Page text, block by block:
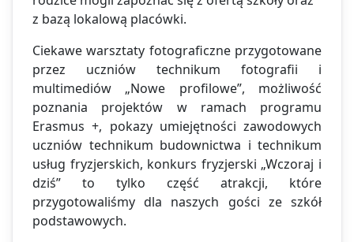
z bazą lokalową placówki.
Ciekawe warsztaty fotograficzne przygotowane
przez uczniów technikum fotografii i
multimediów „Nowe profilowe”, możliwość
poznania projektów w ramach programu
Erasmus +, pokazy umiejętności zawodowych
uczniów technikum budownictwa i technikum
usług fryzjerskich, konkurs fryzjerski „Wczoraj i
dziś” to tylko część atrakcji, które
przygotowaliśmy dla naszych gości ze szkół
podstawowych.